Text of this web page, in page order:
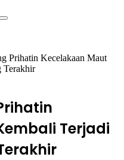
Search
Prihatin Kecelakaan Maut
Terakhir
Terjadi